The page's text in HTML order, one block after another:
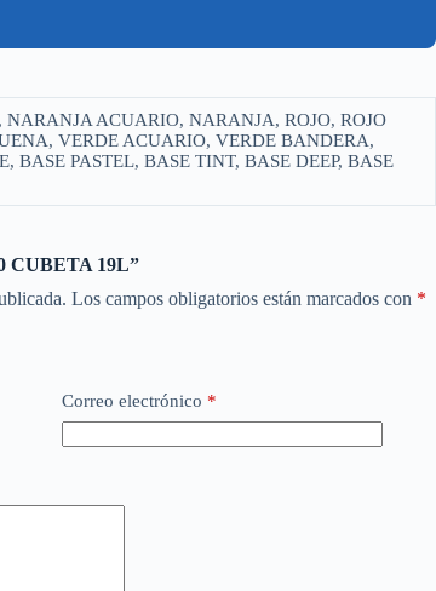
ACUARIO, NARANJA, ROJO, ROJO
VERDE ACUARIO, VERDE BANDERA,
PASTEL, BASE TINT, BASE DEEP, BASE
CUBETA 19L”
Los campos obligatorios están marcados con *
Correo electrónico *